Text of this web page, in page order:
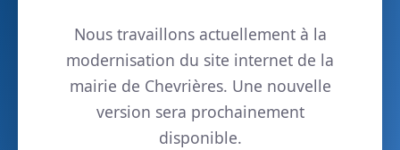
Nous travaillons actuellement à la
modernisation du site internet de la
mairie de Chevrières. Une nouvelle
version sera prochainement
disponible.